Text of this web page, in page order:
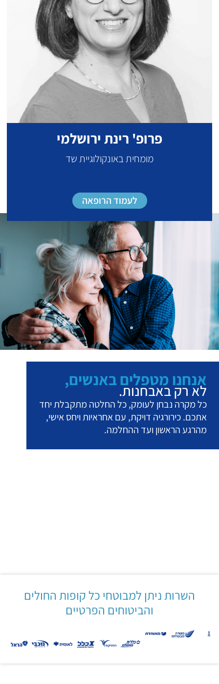
פרופ' רינת ירושלמי
מומחית באונקולוגיית שד
לעמוד הרופאה
אנחנו מטפלים באנשים,
לא רק באבחנות.
כל מקרה נבחן לעומק, כל החלטה מתקבלת יחד
אתכם. כירורגיה דויקת, עם אחראיות ויחס אישי,
מהרגע הראשון ועד ההחלמה.
השרות ניתן למבוטחי כל קופות החולים
והביטוחים הפרטיים